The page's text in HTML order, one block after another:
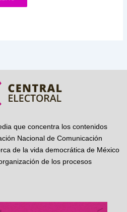
que concentra los contenidos
Nacional de Comunicación
de la vida democrática de México
de los procesos